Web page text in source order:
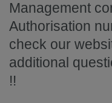
Management
Authorisation
check our
additional
!!